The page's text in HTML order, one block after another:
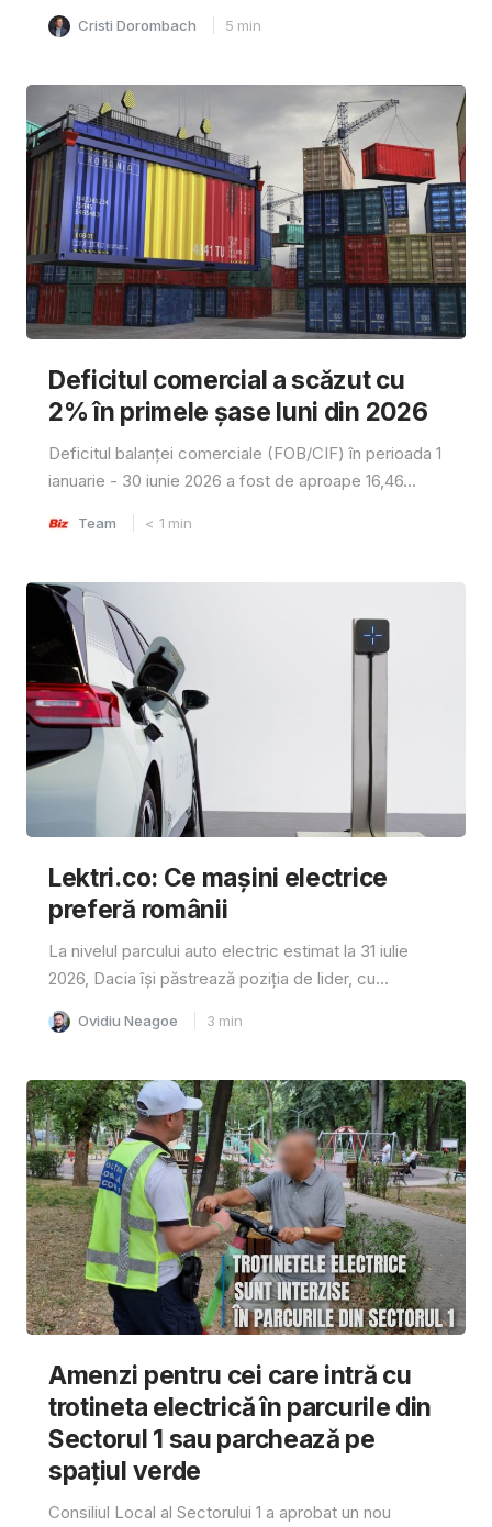
Cristi Dorombach 5 min
Deficitul comercial a scăzut cu
2% în primele șase luni din 2026
Deficitul balanței comerciale (FOB/CIF) în perioada 1
ianuarie - 30 iunie 2026 a fost de aproape 16,46...
Team < 1 min
Lektri.co: Ce mașini electrice
preferă românii
La nivelul parcului auto electric estimat la 31 iulie
2026, Dacia își păstrează poziția de lider, cu...
Ovidiu Neagoe 3 min
Amenzi pentru cei care intră cu
trotineta electrică în parcurile din
Sectorul 1 sau parchează pe
spațiul verde
Consiliul Local al Sectorului 1 a aprobat un nou